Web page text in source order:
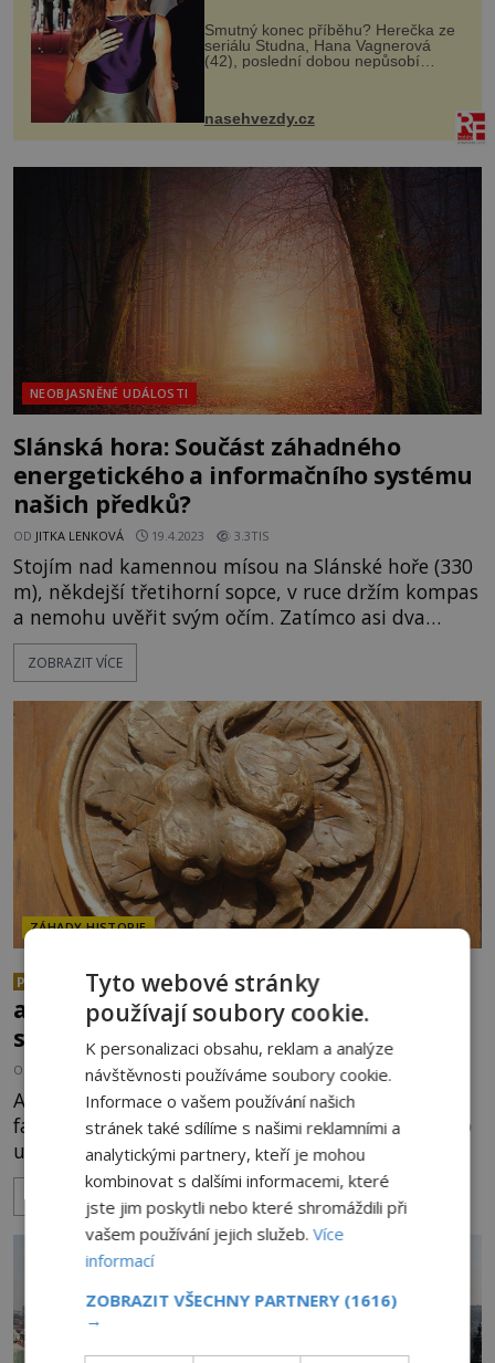
Smutný konec příběhu? Herečka ze
seriálu Studna, Hana Vagnerová
(42), poslední dobou nepůsobí
nasehvezdy.cz
NEOBJASNĚNÉ UDÁLOSTI
Slánská hora: Součást záhadného
energetického a informačního systému
našich předků?
OD JITKA LENKOVÁ 19.4.2023 3.3TIS
Stojím nad kamennou mísou na Slánské hoře (330
m), někdejší třetihorní sopce, v ruce držím kompas
a nemohu uvěřit svým očím. Zatímco asi dva
metry od této kamenné mísy ukazuje střelka na
sever, jak má, nad kamennou mísou se vychýlí asi
držím v ruce. A střelka se ukázněně vrací zase na
své místo. [gallery
ids="121641,121640,121638,121637,121636,121
ZOBRAZIT VÍCE
ZÁHADY HISTORIE
PREMIUM
Tajemství Českého Krumlova: Co
alchymisté ukryli do tajemných
symbolů?
OD JITKA LENKOVÁ 9.1.2023 3.8TIS
Alchymistická kuchařka všem na očích! Kde? Na
fasádách několika domů v Českém Krumlově, a to
už po celá staletí. K přečtení receptů na výrobu
zlata, kamene mudrců a elixíru mládí nám ale
stále chybí to hlavní – správně porozumět tomu,
co nám naznačují zobrazené symboly. Pojďme se o
to aspoň pokusit! Čelo Viléma z Rožmberka
pořád. I když
Tyto webové stránky
používají soubory cookie.
K personalizaci obsahu, reklam a analýze
návštěvnosti používáme soubory cookie.
Informace o vašem používání našich
stránek také sdílíme s našimi reklamními a
analytickými partnery, kteří je mohou
kombinovat s dalšími informacemi, které
jste jim poskytli nebo které shromáždili při
vašem používání jejich služeb.Více
informací
ZOBRAZIT VŠECHNY PARTNERY (1616)
→